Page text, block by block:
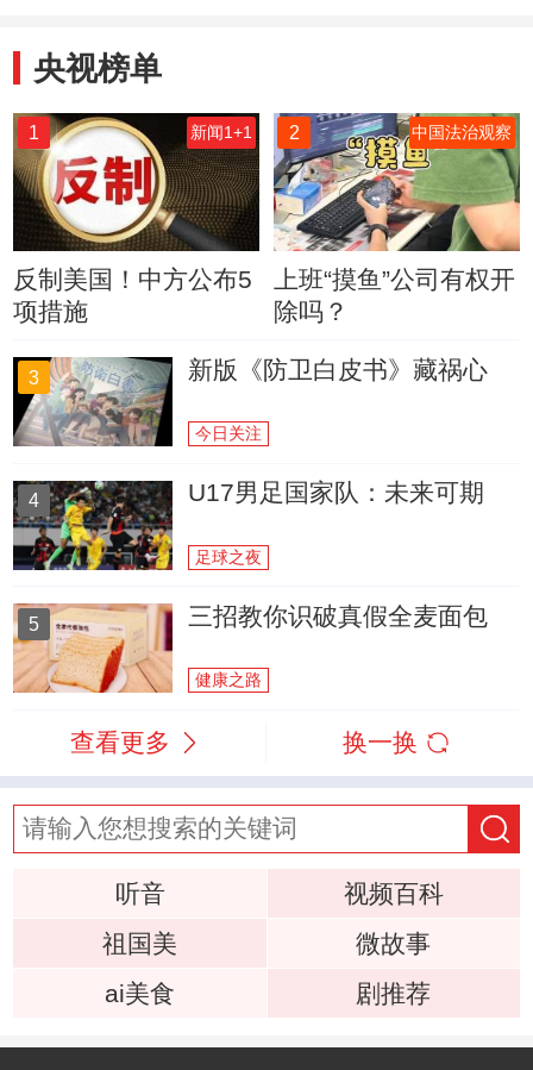
央视榜单
1 新闻1+1
反制美国！中方公布5
项措施
2 中国法治观察
上班“摸鱼”公司有权开
除吗？
3 新版《防卫白皮书》藏祸心
今日关注
4 U17男足国家队：未来可期
足球之夜
5 三招教你识破真假全麦面包
健康之路
查看更多 换一换
听音
视频百科
祖国美
微故事
ai美食
剧推荐